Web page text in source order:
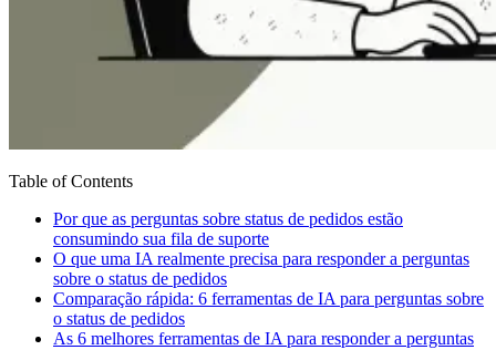
Table of Contents
Por que as perguntas sobre status de pedidos estão
consumindo sua fila de suporte
O que uma IA realmente precisa para responder a perguntas
sobre o status de pedidos
Comparação rápida: 6 ferramentas de IA para perguntas sobre
o status de pedidos
As 6 melhores ferramentas de IA para responder a perguntas